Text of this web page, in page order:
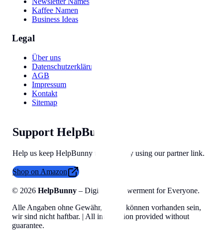
Kaffee Namen
Business Ideas
Legal
Über uns
Datenschutzerklärung
AGB
Impressum
Kontakt
Sitemap
Support HelpBunny
Help us keep HelpBunny tools free by using our partner link.
Shop on Amazon
© 2026 HelpBunny – Digital Empowerment for Everyone.
Alle Angaben ohne Gewähr, Fehler können vorhanden sein,
wir sind nicht haftbar. | All information provided without
guarantee.